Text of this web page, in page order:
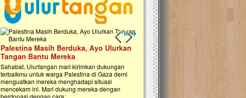
Previous slide
Next slide
Palestina Masih Berduka, Ayo Ulurkan
Tangan Bantu Mereka
Sahabat, Ulurtangan mari kirimkan dukungan
terbaikmu untuk warga Palestina di Gaza demi
menguatkan mereka menghadapi situasi
mencekam ini. Mari dukung mereka dengan
berdonasi dengan cara:...
Open Donasi Wakaf
Rumah Qur'an & TK Islam
Najjah di Jonggol
Saat ini, Ulurtangan bersama Yayasan
Najjahtul Islam Jonggol sedang merintis